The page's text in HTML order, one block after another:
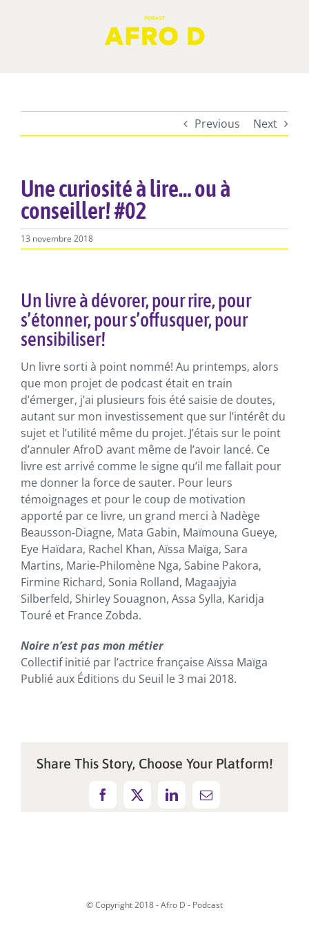
Previous Next
Une curiosité à lire… ou à
conseiller! #02
13 novembre 2018
Un livre à dévorer, pour rire, pour
s’étonner, pour s’offusquer, pour
sensibiliser!
Un livre sorti à point nommé! Au printemps, alors
que mon projet de podcast était en train
d’émerger, j’ai plusieurs fois été saisie de doutes,
autant sur mon investissement que sur l’intérêt du
sujet et l’utilité même du projet. J’étais sur le point
d’annuler AfroD avant même de l’avoir lancé. Ce
livre est arrivé comme le signe qu’il me fallait pour
me donner la force de sauter. Pour leurs
témoignages et pour le coup de motivation
apporté par ce livre, un grand merci à Nadège
Beausson-Diagne, Mata Gabin, Maïmouna Gueye,
Eye Haïdara, Rachel Khan, Aïssa Maïga, Sara
Martins, Marie-Philomène Nga, Sabine Pakora,
Firmine Richard, Sonia Rolland, Magaajyia
Silberfeld, Shirley Souagnon, Assa Sylla, Karidja
Touré et France Zobda.
Noire n’est pas mon métier
Collectif initié par l’actrice française Aïssa Maïga
Publié aux Éditions du Seuil le 3 mai 2018.
Share This Story, Choose Your Platform!
Facebook
X LinkedInEmail
© Copyright 2018 - Afro D - Podcast